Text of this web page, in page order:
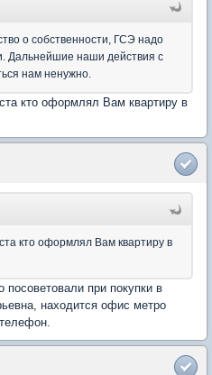
о собственности, ГСЭ надо
Дальнейшие наши действия с
нам ненужно.
кто оформлял Вам квартиру в
кто оформлял Вам квартиру в
посоветовали при покупки в
находится офис метро